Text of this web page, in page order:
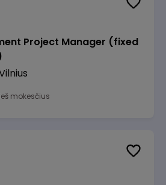
Project Manager (fixed
mokesčius